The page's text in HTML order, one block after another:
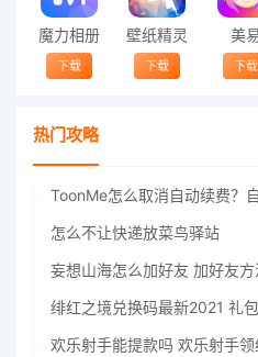
魔力相册
下载
壁纸精灵
下载
美
下载
热门攻略
怎么不让快递放菜鸟驿站
妄想山海怎么加好友 加好友
绯红之境兑换码最新2021 礼
欢乐射手能提款吗 欢乐射手